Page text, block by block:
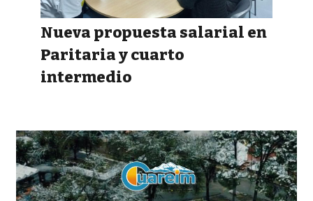
Nueva propuesta salarial en
Paritaria y cuarto
intermedio